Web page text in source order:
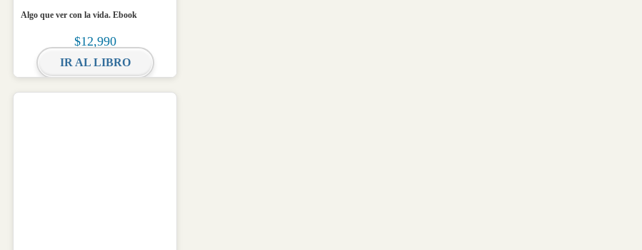
Algo que ver con la vida. Ebook
$12,990
IR AL LIBRO